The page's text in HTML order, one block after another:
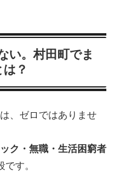
い。村田町でま
？
、ゼロではありませ
ク・無職・生活困窮者
す。